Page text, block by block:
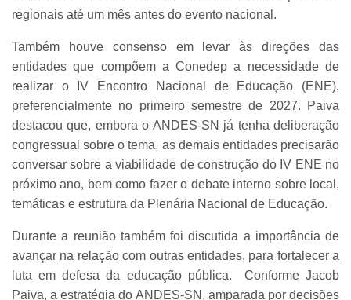
regionais até um mês antes do evento nacional.
Também houve consenso em levar às direções das
entidades que compõem a Conedep a necessidade de
realizar o IV Encontro Nacional de Educação (ENE),
preferencialmente no primeiro semestre de 2027. Paiva
destacou que, embora o ANDES-SN já tenha deliberação
congressual sobre o tema, as demais entidades precisarão
conversar sobre a viabilidade de construção do IV ENE no
próximo ano, bem como fazer o debate interno sobre local,
temáticas e estrutura da Plenária Nacional de Educação.
Durante a reunião também foi discutida a importância de
avançar na relação com outras entidades, para fortalecer a
luta em defesa da educação pública. Conforme Jacob
Paiva, a estratégia do ANDES-SN, amparada por decisões